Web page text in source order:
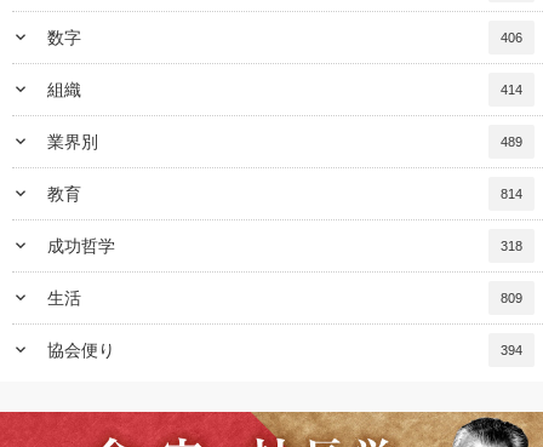
keyboard_arrow_down 数字 406
keyboard_arrow_down 組織 414
keyboard_arrow_down 業界別 489
keyboard_arrow_down 教育 814
keyboard_arrow_down 成功哲学 318
keyboard_arrow_down 生活 809
keyboard_arrow_down 協会便り 394